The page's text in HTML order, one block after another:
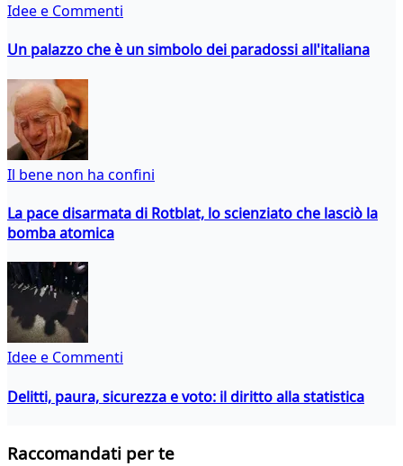
Idee e Commenti
Un palazzo che è un simbolo dei paradossi all'italiana
Il bene non ha confini
La pace disarmata di Rotblat, lo scienziato che lasciò la
bomba atomica
Idee e Commenti
Delitti, paura, sicurezza e voto: il diritto alla statistica
Raccomandati per te